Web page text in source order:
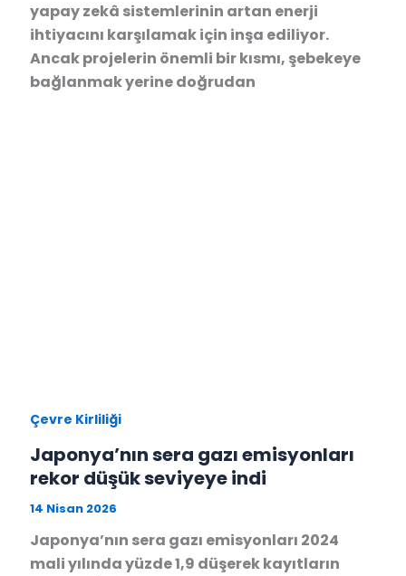
yapay zekâ sistemlerinin artan enerji
ihtiyacını karşılamak için inşa ediliyor.
Ancak projelerin önemli bir kısmı, şebekeye
bağlanmak yerine doğrudan
Çevre Kirliliği
Japonya’nın sera gazı emisyonları
rekor düşük seviyeye indi
14 Nisan 2026
Japonya’nın sera gazı emisyonları 2024
mali yılında yüzde 1,9 düşerek kayıtların